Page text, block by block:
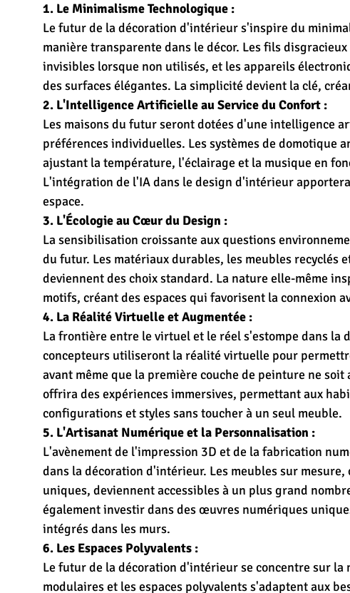
1. Le Minimalisme Technologique :
Le futur de la décoration d'intérieur s'inspire du
manière transparente dans le décor. Les fils
invisibles lorsque non utilisés, et les appareils
des surfaces élégantes. La simplicité devient la clé,
2. L'Intelligence Artificielle au Service du Confort :
Les maisons du futur seront dotées d'une intelligence
préférences individuelles. Les systèmes de domotique
ajustant la température, l'éclairage et la musique en
L'intégration de l'IA dans le design d'intérieur
espace.
3. L'Écologie au Cœur du Design :
La sensibilisation croissante aux questions
du futur. Les matériaux durables, les meubles recyclés
deviennent des choix standard. La nature elle-même
motifs, créant des espaces qui favorisent la connexion
4. La Réalité Virtuelle et Augmentée :
La frontière entre le virtuel et le réel s'estompe dans la
concepteurs utiliseront la réalité virtuelle pour
avant même que la première couche de peinture ne
offrira des expériences immersives, permettant aux
configurations et styles sans toucher à un seul meuble.
5. L'Artisanat Numérique et la Personnalisation :
L'avènement de l'impression 3D et de la fabrication
dans la décoration d'intérieur. Les meubles sur
uniques, deviennent accessibles à un plus grand
également investir dans des œuvres numériques
intégrés dans les murs.
6. Les Espaces Polyvalents :
Le futur de la décoration d'intérieur se concentre sur la
modulaires et les espaces polyvalents s'adaptent aux